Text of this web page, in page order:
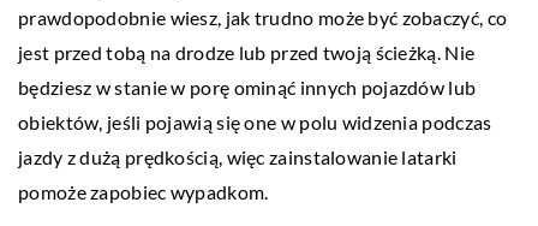
prawdopodobnie wiesz, jak trudno może być zobaczyć, co
jest przed tobą na drodze lub przed twoją ścieżką. Nie
będziesz w stanie w porę ominąć innych pojazdów lub
obiektów, jeśli pojawią się one w polu widzenia podczas
jazdy z dużą prędkością, więc zainstalowanie latarki
pomoże zapobiec wypadkom.